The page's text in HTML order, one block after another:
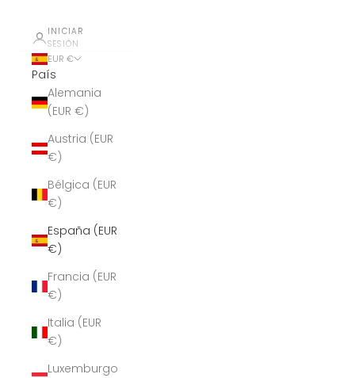
INICIAR
SESIÓN
EUR €
País
Alemania
(EUR €)
Austria (EUR
€)
Bélgica (EUR
€)
España (EUR
€)
Francia (EUR
€)
Italia (EUR
€)
Luxemburgo